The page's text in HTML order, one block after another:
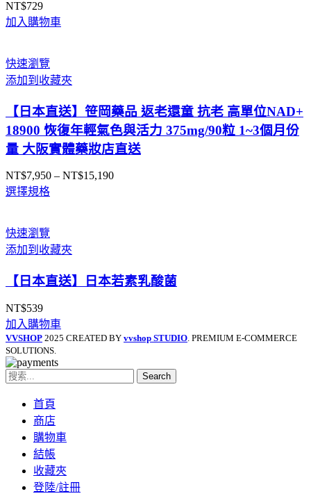
NT$729
加入購物車
快速瀏覽
添加到收藏夾
【日本直送】笹岡藥品 返老還童 抗老 高單位NAD+
18900 恢復年輕氣色與活力 375mg/90粒 1~3個月份
量 大阪實體藥妝店直送
NT$7,950 – NT$15,190價
選擇規格
快速瀏覽
添加到收藏夾
【日本直送】日本若素乳酸菌
NT$539
加入購物車
VVSHOP 2025 CREATED BY vvshop STUDIO . PREMIUM E-COMMERCE
SOLUTIONS.
Search
首頁
商店
購物車
結帳
收藏夾
登陸/註冊